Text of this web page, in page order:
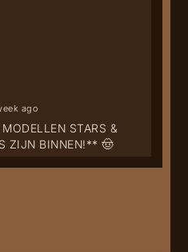
STARS &
ZIJN BINNEN!** 🤠
ago